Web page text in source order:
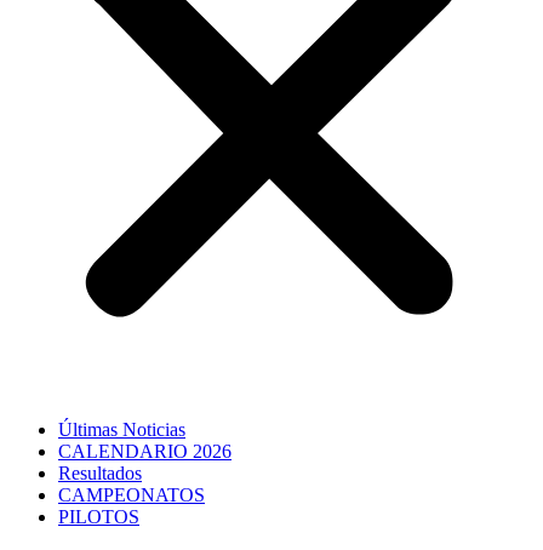
Últimas Noticias
CALENDARIO 2026
Resultados
CAMPEONATOS
PILOTOS